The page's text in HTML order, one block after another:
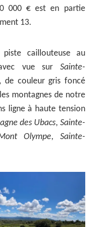
000 € est en partie
13.
piste caillouteuse au
vue sur Sainte-
, de couleur gris foncé
montagnes de notre
ligne à haute tension
des Ubacs, Sainte-
Olympe, Sainte-